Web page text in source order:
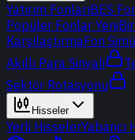
Yatırım FonlarıBES
Popüler Fonlar Yeni
KarşılaştırmaFon
Akıllı Para Sinyali
Sektör Rotasyonu
Hisseler
Yerli HisselerYabancı